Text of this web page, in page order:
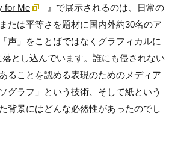
for Me
』で展示されるのは、日常の
たは平等さを題材に国内外約30名のア
声」をことばではなくグラフィカルに
とし込んでいます。誰にも侵されない
ることを認める表現のためのメディア
グラフ」という技術、そして紙という
背景にはどんな必然性があったのでし